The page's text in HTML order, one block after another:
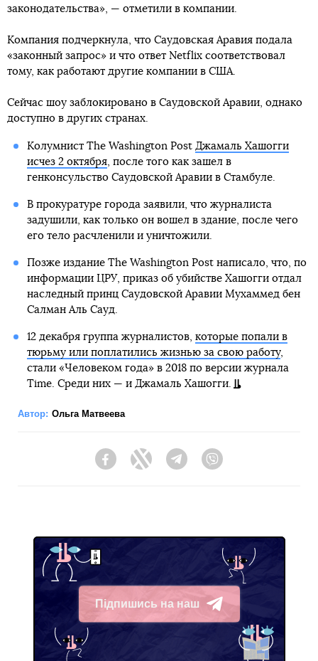
законодательства», — отметили в компании.
Компания подчеркнула, что Саудовская Аравия подала
«законный запрос» и что ответ Netflix соответствовал
тому, как работают другие компании в США.
Сейчас шоу заблокировано в Саудовской Аравии, однако
доступно в других странах.
Колумнист The Washington Post Джамаль Хашогги
исчез 2 октября, после того как зашел в
генконсульство Саудовской Аравии в Стамбуле.
В прокуратуре города заявили, что журналиста
задушили, как только он вошел в здание, после чего
его тело расчленили и уничтожили.
Позже издание The Washington Post написало, что, по
информации ЦРУ, приказ об убийстве Хашогги отдал
наследный принц Саудовской Аравии Мухаммед бен
Салман Аль Сауд.
12 декабря группа журналистов, которые попали в
тюрьму или поплатились жизнью за свою работу,
стали «Человеком года» в 2018 по версии журнала
Time. Среди них — и Джамаль Хашогги.
Автор: Ольга Матвеева
FacebookTwitter Telegram
Підпишись на наш
Telegram